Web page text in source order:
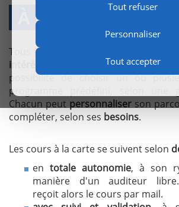
Tout refuser
Personnaliser
Tout accepter
À LA CARTE
Tous les cours sont accessibles
intérêts de chacun
. Domuni-
possibilité de choisir un ou
programme prédéfini, selon une
Chacun peut personnaliser son
compléter, selon ses besoins.
Les cours à la carte se suivent selon
en totale autonomie, à son
manière d'un auditeur
reçoit alors le cours par mail.